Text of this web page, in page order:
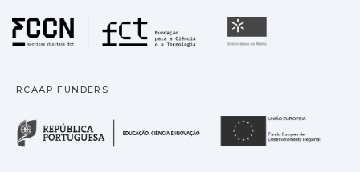
Fundação para a
RCAAP FUNDERS
República Portuguesa